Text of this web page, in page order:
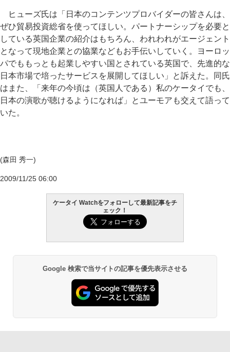
ヒューズ氏は「日本のコンテンツプロバイダーの皆さんは、
ぜひ貿易投資総省を使ってほしい。パートナーシップを必要と
している英国企業の紹介はもちろん、われわれがエージェント
となって現地企業との協業などもお手伝いしていく。ヨーロッ
パでももっとも起業しやすい国とされている英国で、先進的な
日本市場で培ったサービスを展開してほしい」と訴えた。同氏
はまた、「来年の今頃は（英国人である）私のケータイでも、
日本の演歌が聴けるようになれば」とユーモアも交えて語って
いた。
(森田 秀一)
2009/11/25 06:00
ケータイ Watchをフォローして最新記事をチ
ェック！
Google 検索で当サイトの記事を優先表示させる